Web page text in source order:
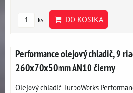
ks DO KOŠÍKA
Performance olejový chladič, 9
260x70x50mm AN10 čierny
Olejový chladič TurboWorks